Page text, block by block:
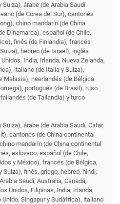
árabe (de Arabia Saudí
(de Corea del Sur), cantonés
chino mandarín (de China
Dinamarca), español (de Chile,
finés (de Finlandia), francés
hebreo (de Israel), inglés
India, Irlanda, Nueva Zelanda,
italiano (de Italia y Suiza),
Malasia), neerlandés (de Bélgica
portugués (de Brasil), ruso
(de Tailandia) y turco
árabe (de Arabia Saudí, Catar,
cantonés (de China continental
mandarín (de China continental
eslovaco, español (de Chile,
y México), francés (de Bélgica,
Suiza), finés, griego, hebreo, hindi,
Saudí, Australia, Canadá,
Unidos, Filipinas, India, Irlanda,
Singapur y Sudáfrica), italiano